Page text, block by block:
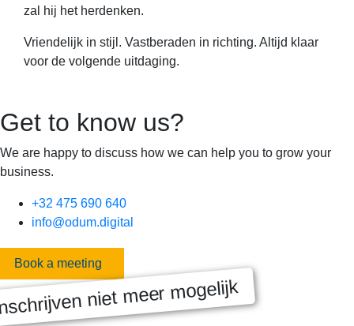
zal hij het herdenken.
Vriendelijk in stijl. Vastberaden in richting. Altijd klaar
voor de volgende uitdaging.
Get to know us?
We are happy to discuss how we can help you to grow your
business.
+32 475 690 640
info@odum.digital
Book a meeting
niet meer mogelijk